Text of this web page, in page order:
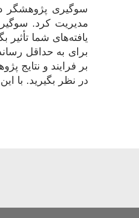
سوگیری پژوهشگر
مدیریت کرد.
یافته‌های شما تأثیر
برای به حداقل
بر فرایند و نتایج
در نظر بگیرید. با